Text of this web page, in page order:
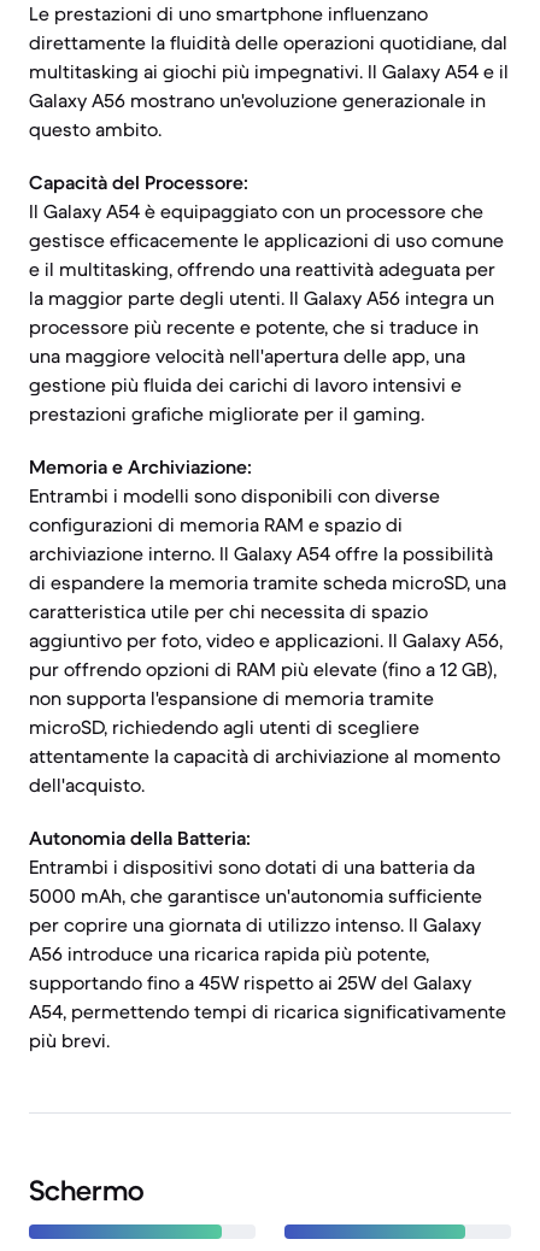
Le prestazioni di uno smartphone influenzano
direttamente la fluidità delle operazioni quotidiane, dal
multitasking ai giochi più impegnativi. Il Galaxy A54 e il
Galaxy A56 mostrano un'evoluzione generazionale in
questo ambito.
Capacità del Processore:
Il Galaxy A54 è equipaggiato con un processore che
gestisce efficacemente le applicazioni di uso comune
e il multitasking, offrendo una reattività adeguata per
la maggior parte degli utenti. Il Galaxy A56 integra un
processore più recente e potente, che si traduce in
una maggiore velocità nell'apertura delle app, una
gestione più fluida dei carichi di lavoro intensivi e
prestazioni grafiche migliorate per il gaming.
Memoria e Archiviazione:
Entrambi i modelli sono disponibili con diverse
configurazioni di memoria RAM e spazio di
archiviazione interno. Il Galaxy A54 offre la possibilità
di espandere la memoria tramite scheda microSD, una
caratteristica utile per chi necessita di spazio
aggiuntivo per foto, video e applicazioni. Il Galaxy A56,
pur offrendo opzioni di RAM più elevate (fino a 12 GB),
non supporta l'espansione di memoria tramite
microSD, richiedendo agli utenti di scegliere
attentamente la capacità di archiviazione al momento
dell'acquisto.
Autonomia della Batteria:
Entrambi i dispositivi sono dotati di una batteria da
5000 mAh, che garantisce un'autonomia sufficiente
per coprire una giornata di utilizzo intenso. Il Galaxy
A56 introduce una ricarica rapida più potente,
supportando fino a 45W rispetto ai 25W del Galaxy
A54, permettendo tempi di ricarica significativamente
più brevi.
Schermo